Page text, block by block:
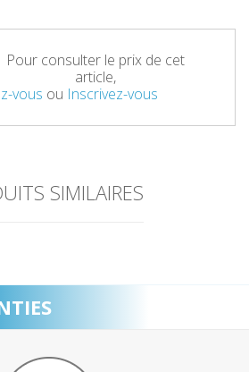
Pour consulter le prix de cet
article,
vous ou Inscrivez-vous
SIMILAIRES